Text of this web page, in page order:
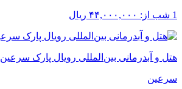
1 شب از: ۴۴,۰۰۰,۰۰۰ ریال
هتل و آبدرمانی بین‌المللی رویال پارک سرعین
سرعین